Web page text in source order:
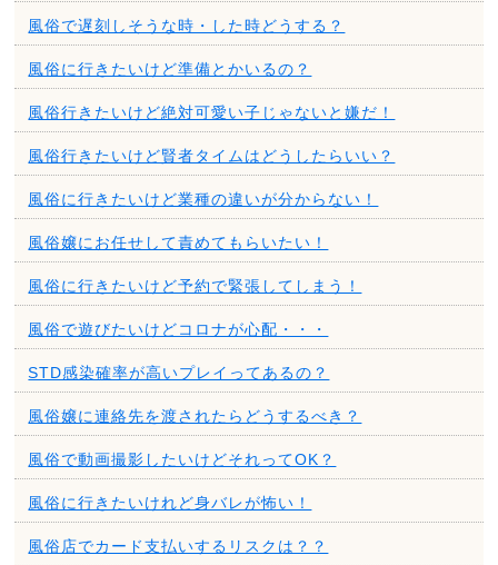
風俗で遅刻しそうな時・した時どうする？
風俗に行きたいけど準備とかいるの？
風俗行きたいけど絶対可愛い子じゃないと嫌だ！
風俗行きたいけど賢者タイムはどうしたらいい？
風俗に行きたいけど業種の違いが分からない！
風俗嬢にお任せして責めてもらいたい！
風俗に行きたいけど予約で緊張してしまう！
風俗で遊びたいけどコロナが心配・・・
STD感染確率が高いプレイってあるの？
風俗嬢に連絡先を渡されたらどうするべき？
風俗で動画撮影したいけどそれってOK？
風俗に行きたいけれど身バレが怖い！
風俗店でカード支払いするリスクは？？